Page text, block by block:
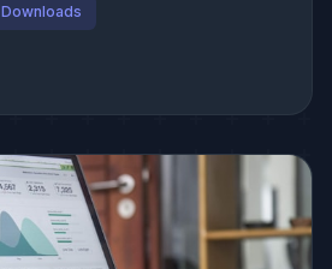
Downloads